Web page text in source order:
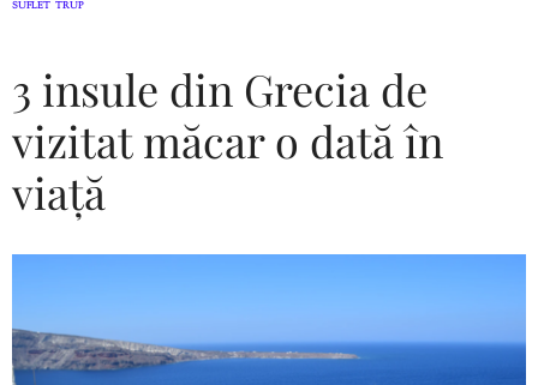
SUFLET TRUP
3 insule din Grecia de
vizitat măcar o dată în
viață